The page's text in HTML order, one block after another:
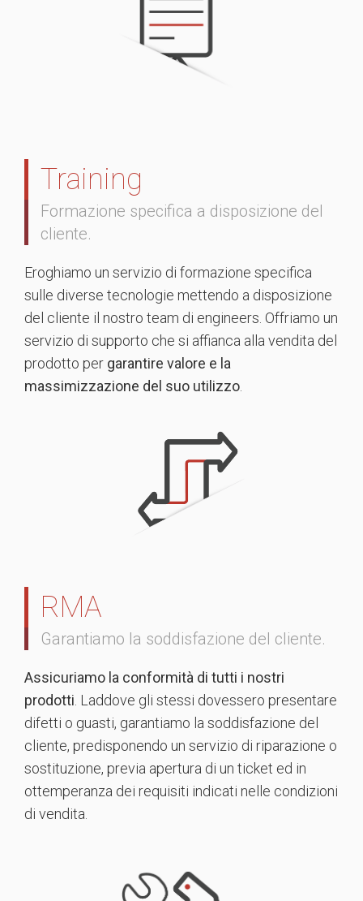
Training
Formazione specifica a disposizione del
cliente.
Eroghiamo un servizio di formazione specifica
sulle diverse tecnologie mettendo a disposizione
del cliente il nostro team di engineers. Offriamo un
servizio di supporto che si affianca alla vendita del
prodotto per garantire valore e la
massimizzazione del suo utilizzo.
RMA
Garantiamo la soddisfazione del cliente.
Assicuriamo la conformità di tutti i nostri
prodotti. Laddove gli stessi dovessero presentare
difetti o guasti, garantiamo la soddisfazione del
cliente, predisponendo un servizio di riparazione o
sostituzione, previa apertura di un ticket ed in
ottemperanza dei requisiti indicati nelle condizioni
di vendita.